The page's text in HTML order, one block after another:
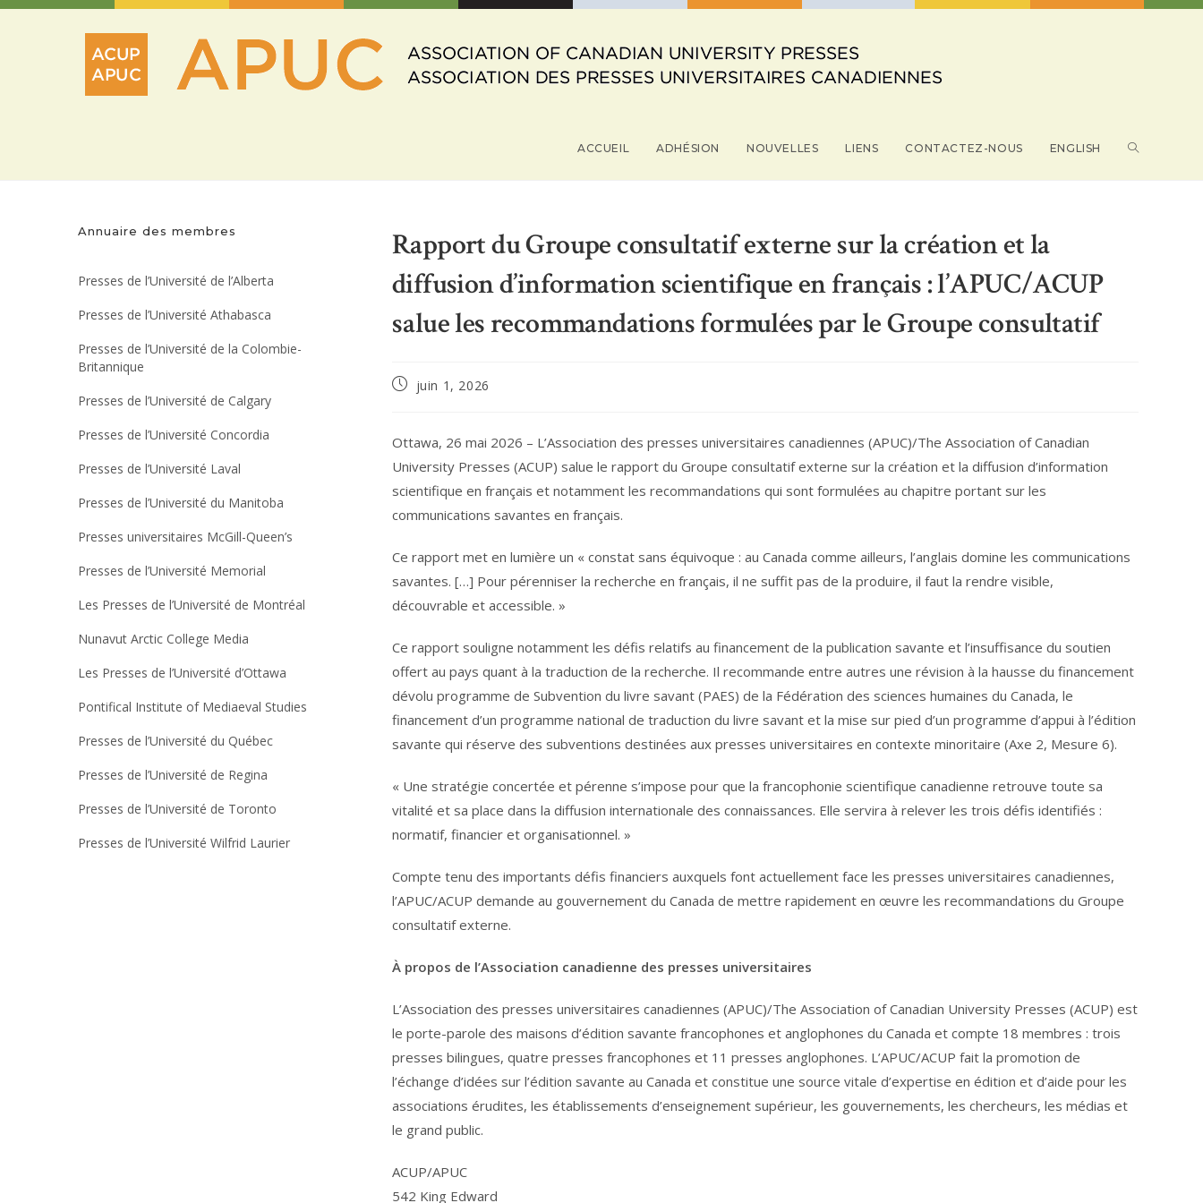
Aller
ACCUEIL ADHÉSION NOUVELLES LIENS CONTACTEZ-NOUS ENGLISH TOGGLE
Rapport du Groupe consultatif externe sur la création et la
diffusion d’information scientifique en français : l’APUC/ACUP
salue les recommandations formulées par le Groupe consultatif
Postjuin 1, 2026
Ottawa, 26 mai 2026 – L’Association des presses universitaires canadiennes (APUC)/The Association of Canadian
University Presses (ACUP) salue le rapport du Groupe consultatif externe sur la création et la diffusion d’information
scientifique en français et notamment les recommandations qui sont formulées au chapitre portant sur les
communications savantes en français.
Ce rapport met en lumière un « constat sans équivoque : au Canada comme ailleurs, l’anglais domine les communications
savantes. […] Pour pérenniser la recherche en français, il ne suffit pas de la produire, il faut la rendre visible,
découvrable et accessible. »
Ce rapport souligne notamment les défis relatifs au financement de la publication savante et l’insuffisance du soutien
offert au pays quant à la traduction de la recherche. Il recommande entre autres une révision à la hausse du financement
dévolu programme de Subvention du livre savant (PAES) de la Fédération des sciences humaines du Canada, le
financement d’un programme national de traduction du livre savant et la mise sur pied d’un programme d’appui à l’édition
savante qui réserve des subventions destinées aux presses universitaires en contexte minoritaire (Axe 2, Mesure 6).
« Une stratégie concertée et pérenne s’impose pour que la francophonie scientifique canadienne retrouve toute sa
vitalité et sa place dans la diffusion internationale des connaissances. Elle servira à relever les trois défis identifiés :
normatif, financier et organisationnel. »
Compte tenu des importants défis financiers auxquels font actuellement face les presses universitaires canadiennes,
l’APUC/ACUP demande au gouvernement du Canada de mettre rapidement en œuvre les recommandations du Groupe
consultatif externe.
À propos de l’Association canadienne des presses universitaires
L’Association des presses universitaires canadiennes (APUC)/The Association of Canadian University Presses (ACUP) est
le porte-parole des maisons d’édition savante francophones et anglophones du Canada et compte 18 membres : trois
presses bilingues, quatre presses francophones et 11 presses anglophones. L’APUC/ACUP fait la promotion de
l’échange d’idées sur l’édition savante au Canada et constitue une source vitale d’expertise en édition et d’aide pour les
associations érudites, les établissements d’enseignement supérieur, les gouvernements, les chercheurs, les médias et
le grand public.
ACUP/APUC
542 King Edward
Annuaire des membres
Presses de l’Université de l’Alberta
Presses de l’Université Athabasca
Presses de l’Université de la Colombie-
Britannique
Presses de l’Université de Calgary
Presses de l’Université Concordia
Presses de l’Université Laval
Presses de l’Université du Manitoba
Presses universitaires McGill-Queen’s
Presses de l’Université Memorial
Les Presses de l’Université de Montréal
Nunavut Arctic College Media
Les Presses de l’Université d’Ottawa
Pontifical Institute of Mediaeval Studies
Presses de l’Université du Québec
Presses de l’Université de Regina
Presses de l’Université de Toronto
Presses de l’Université Wilfrid Laurier